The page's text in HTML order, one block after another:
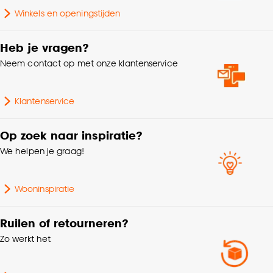
Goed om te weten is dat je deze keuze altijd nog
cookieverklaring
Garantietermijn 24 maanden
Winkels en openingstijden
Heb je vragen?
Neem contact op met onze klantenservice
Klantenservice
Op zoek naar inspiratie?
We helpen je graag!
Wooninspiratie
Ruilen of retourneren?
Zo werkt het